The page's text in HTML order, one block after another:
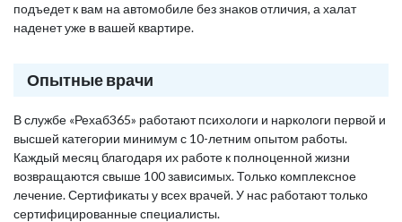
подъедет к вам на автомобиле без знаков отличия, а халат
наденет уже в вашей квартире.
Опытные врачи
В службе «Рехаб365» работают психологи и наркологи первой и
высшей категории минимум с 10-летним опытом работы.
Каждый месяц благодаря их работе к полноценной жизни
возвращаются свыше 100 зависимых. Только комплексное
лечение. Сертификаты у всех врачей. У нас работают только
сертифицированные специалисты.